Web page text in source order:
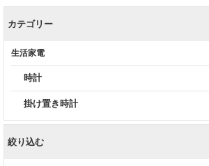
カテゴリー
生活家電
時計
掛け置き時計
絞り込む